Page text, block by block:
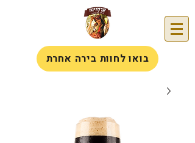
בואו לחוות בירה אחרת